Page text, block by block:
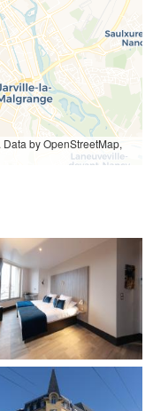
by OpenStreetMap,